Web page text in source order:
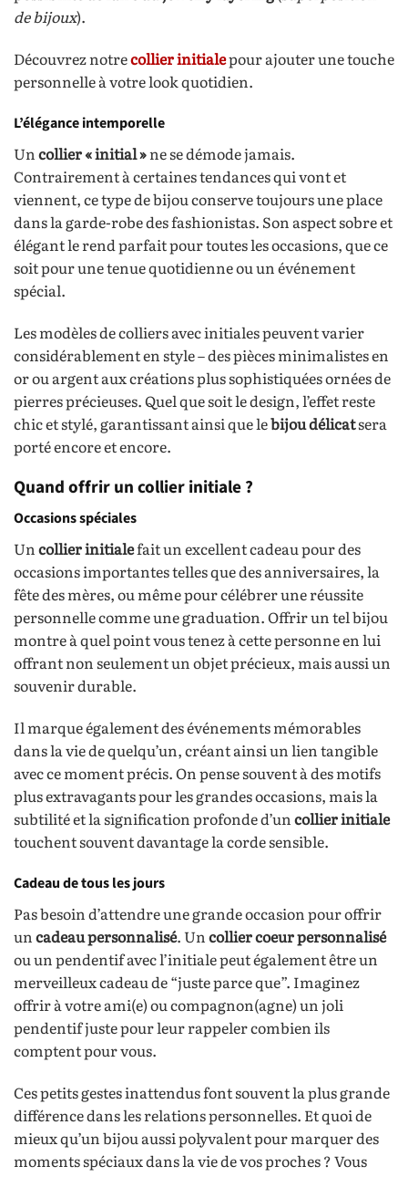
de bijoux).
Découvrez notrecollier initialepour ajouter une touche
personnelle à votre look quotidien.
L’élégance intemporelle
Uncollier « initial »ne se démode jamais.
Contrairement à certaines tendances qui vont et
viennent, ce type de bijou conserve toujours une place
dans la garde-robe des fashionistas. Son aspect sobre et
élégant le rend parfait pour toutes les occasions, que ce
soit pour une tenue quotidienne ou un événement
spécial.
Les modèles de colliers avec initiales peuvent varier
considérablement en style – des pièces minimalistes en
or ou argent aux créations plus sophistiquées ornées de
pierres précieuses. Quel que soit le design, l’effet reste
chic et stylé, garantissant ainsi que lebijou délicatsera
porté encore et encore.
Quand offrir un collier initiale ?
Occasions spéciales
Uncollier initialefait un excellent cadeau pour des
occasions importantes telles que des anniversaires, la
fête des mères, ou même pour célébrer une réussite
personnelle comme une graduation. Offrir un tel bijou
montre à quel point vous tenez à cette personne en lui
offrant non seulement un objet précieux, mais aussi un
souvenir durable.
Il marque également des événements mémorables
dans la vie de quelqu’un, créant ainsi un lien tangible
avec ce moment précis. On pense souvent à des motifs
plus extravagants pour les grandes occasions, mais la
subtilité et la signification profonde d’uncollier initiale
touchent souvent davantage la corde sensible.
Cadeau de tous les jours
Pas besoin d’attendre une grande occasion pour offrir
uncadeau personnalisé. Uncollier coeur personnalisé
ou un pendentif avec l’initiale peut également être un
merveilleux cadeau de “juste parce que”. Imaginez
offrir à votre ami(e) ou compagnon(agne) un joli
pendentif juste pour leur rappeler combien ils
comptent pour vous.
Ces petits gestes inattendus font souvent la plus grande
différence dans les relations personnelles. Et quoi de
mieux qu’un bijou aussi polyvalent pour marquer des
moments spéciaux dans la vie de vos proches ? Vous